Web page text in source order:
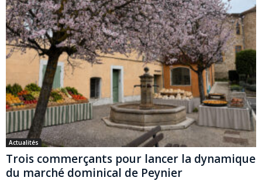
Actualités
Trois commerçants pour lancer la dynamique
du marché dominical de Peynier